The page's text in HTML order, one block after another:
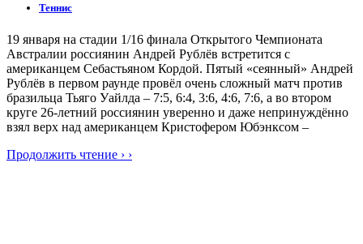
Теннис
19 января на стадии 1/16 финала Открытого Чемпионата
Австралии россиянин Андрей Рублёв встретится с
американцем Себастьяном Кордой. Пятый «сеянный» Андрей
Рублёв в первом раунде провёл очень сложный матч против
бразильца Тьяго Уайлда – 7:5, 6:4, 3:6, 4:6, 7:6, а во втором
круге 26-летний россиянин уверенно и даже непринуждённо
взял верх над американцем Кристофером Юбэнксом –
Продолжить чтение › ›